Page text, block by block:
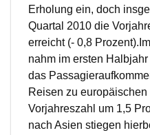
Erholung ein, doch
Quartal 2010 die
erreicht (- 0,8
nahm im ersten
das
Reisen zu
Vorjahreszahl um 1,5
nach Asien stiegen